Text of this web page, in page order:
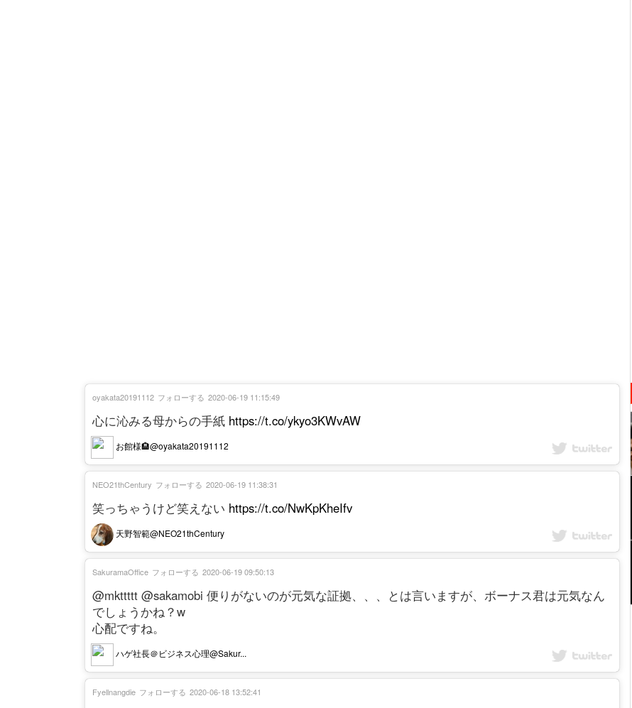
心に沁みる母からの手紙 https://t.co/ykyo3KWvAW
お館様🏨@oyakata20191112
oyakata20191112 フォローする 2020-06-19 11:15:49
笑っちゃうけど笑えない https://t.co/NwKpKheIfv
天野智範@NEO21thCentury
NEO21thCentury フォローする 2020-06-19 11:38:31
@mkttttt @sakamobi 便りがないのが元気な証拠、、、とは言いますが、ボーナス君は元気なん
でしょうかね？w
心配ですね。
ハゲ社長＠ビジネス心理@Sakur...
SakuramaOffice フォローする 2020-06-19 09:50:13
Fyellnangdie フォローする 2020-06-18 13:52:41